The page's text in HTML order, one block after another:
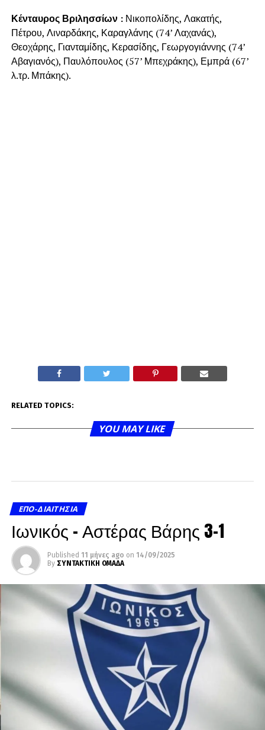
Κένταυρος Βριλησσίων :Νικοπολίδης, Λακατής,
Πέτρου, Λιναρδάκης, Καραγλάνης (74’ Λαχανάς),
Θεοχάρης, Γιανταμίδης, Κερασίδης, Γεωργογιάννης (74’
Αβαγιανός), Παυλόπουλος (57’ Μπεχράκης), Εμπρά (67’
λ.τρ. Μπάκης).
RELATED TOPICS:
YOU MAY LIKE
ΕΠΟ-ΔΙΑΙΤΗΣΊΑ
Ιωνικός – Αστέρας Βάρης 3-1
Published 11 μήνες ago on 14/09/2025
By ΣΥΝΤΑΚΤΙΚΗ ΟΜΑΔΑ